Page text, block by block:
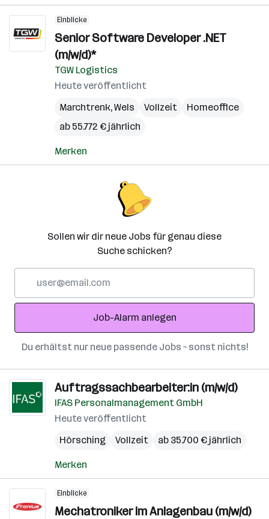
Einblicke
Senior Software Developer .NET
(m/w/d)*
TGW Logistics
Heute veröffentlicht
Marchtrenk,Wels Vollzeit
Homeoffice
ab 55.772 € jährlich
Merken
Sollen wir dir neue Jobs für genau diese
Suche schicken?
Adresse
Job-Alarm anlegen
Du erhältst nur neue passende Jobs – sonst nichts!
Auftragssachbearbeiter:in (m/w/d)
IFAS Personalmanagement GmbH
Heute veröffentlicht
Hörsching
Vollzeit ab 35.700 € jährlich
Merken
Einblicke
Mechatroniker im Anlagenbau (m/w/d)